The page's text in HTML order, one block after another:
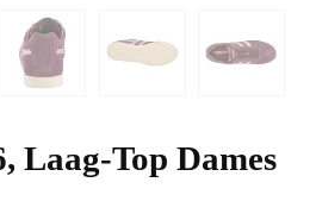
Laag-Top Dames